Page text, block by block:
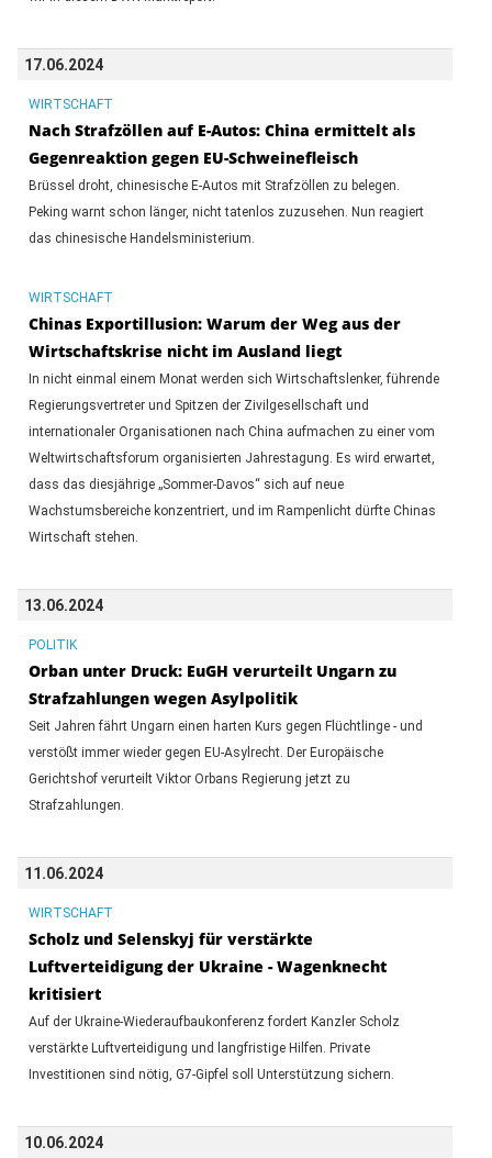
17.06.2024
WIRTSCHAFT
Nach Strafzöllen auf E-Autos: China ermittelt als
Gegenreaktion gegen EU-Schweinefleisch
Brüssel droht, chinesische E-Autos mit Strafzöllen zu belegen.
Peking warnt schon länger, nicht tatenlos zuzusehen. Nun reagiert
das chinesische Handelsministerium.
WIRTSCHAFT
Chinas Exportillusion: Warum der Weg aus der
Wirtschaftskrise nicht im Ausland liegt
In nicht einmal einem Monat werden sich Wirtschaftslenker, führende
Regierungsvertreter und Spitzen der Zivilgesellschaft und
internationaler Organisationen nach China aufmachen zu einer vom
Weltwirtschaftsforum organisierten Jahrestagung. Es wird erwartet,
dass das diesjährige „Sommer-Davos“ sich auf neue
Wachstumsbereiche konzentriert, und im Rampenlicht dürfte Chinas
Wirtschaft stehen.
13.06.2024
POLITIK
Orban unter Druck: EuGH verurteilt Ungarn zu
Strafzahlungen wegen Asylpolitik
Seit Jahren fährt Ungarn einen harten Kurs gegen Flüchtlinge - und
verstößt immer wieder gegen EU-Asylrecht. Der Europäische
Gerichtshof verurteilt Viktor Orbans Regierung jetzt zu
Strafzahlungen.
11.06.2024
WIRTSCHAFT
Scholz und Selenskyj für verstärkte
Luftverteidigung der Ukraine - Wagenknecht
kritisiert
Auf der Ukraine-Wiederaufbaukonferenz fordert Kanzler Scholz
verstärkte Luftverteidigung und langfristige Hilfen. Private
Investitionen sind nötig, G7-Gipfel soll Unterstützung sichern.
10.06.2024